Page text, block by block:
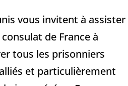
vous invitent à assister
de France à
tous les prisonniers
et particulièrement